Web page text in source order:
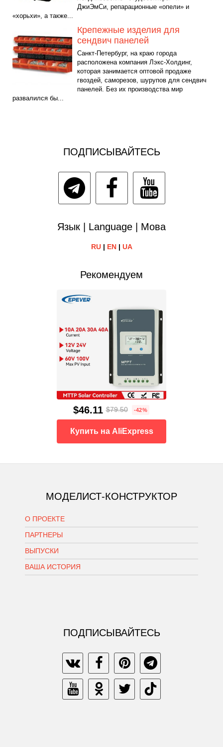
ДжиЭмСи, репарационные «опели» и
«хорьхи», а также...
Крепежные изделия для
сендвич панелей
Санкт-Петербург, на краю города
расположена компания Лэкс-Холдинг,
которая занимается оптовой продаже
гвоздей, саморезов, шурупов для сендвич
панелей. Без их производства мир
развалился бы...
ПОДПИСЫВАЙТЕСЬ
Язык | Language | Мова
RU| EN| UA
Рекомендуем
$46.11 $79.50 -42%
Купить на AliExpress
МОДЕЛИСТ-КОНСТРУКТОР
О ПРОЕКТЕ
ПАРТНЕРЫ
ВЫПУСКИ
ВАША ИСТОРИЯ
ПОДПИСЫВАЙТЕСЬ